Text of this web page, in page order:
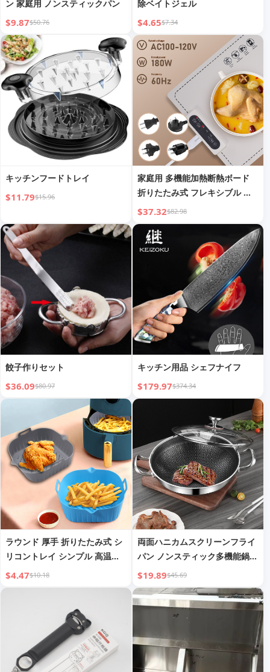
ン 家庭用 ノンスティックパン
$9.87$50.76
除ベイトジェル
$4.65$7.34
キッチンフードトレイ
$11.79$15.96
家庭用 多機能加熱断熱ボード
折りたたみ式 フレキシブル シ
リコン
$37.32$82.98
餃子作りセット
$36.09$80.97
キッチン用品 シェフナイフ
$179.97$374.34
ラウンド 厚手 折りたたみ式 シ
リコントレイ シンプル 高温耐
性 シリコンポットマット
$4.47$10.18
両面ハニカムスクリーンフライ
パン ノンスティック多機能鍋
低煙平底鍋
$19.89$45.69